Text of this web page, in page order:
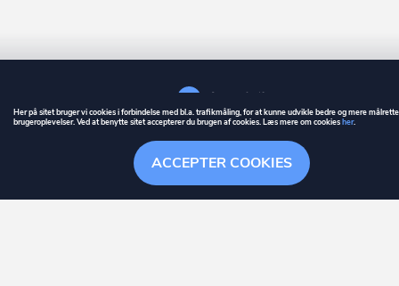
Søgehistorik Menu
GUIDE BETINGELSER
er et registreret varemærke tilhørende ownr ApS – CVR nr.: 36 40 88
Stationsparken 26. 2., 2600 Glostrup, info@ownr.dk
ACCEPTER COOKIES
Her på sitet bruger vi cookies i forbindelse med bl.a. trafikmåling, for at kunne udvikle bedre og mere
brugeroplevelser. Ved at benytte sitet accepterer du brugen af cookies. Læs mere om cookiesher.